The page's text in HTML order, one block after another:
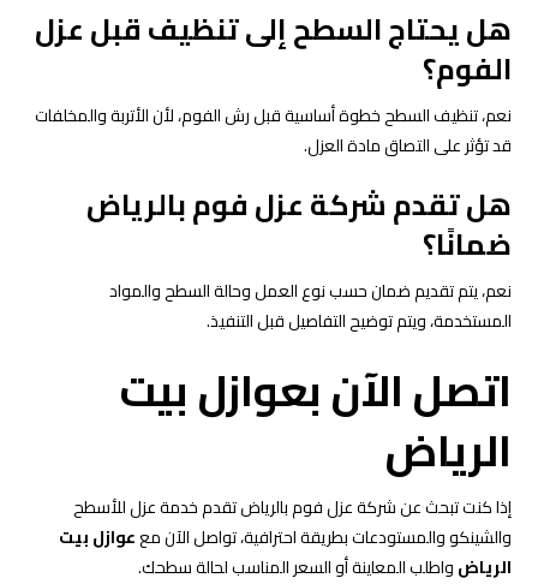
هل يحتاج السطح إلى تنظيف قبل عزل
الفوم؟
نعم، تنظيف السطح خطوة أساسية قبل رش الفوم، لأن الأتربة والمخلفات
قد تؤثر على التصاق مادة العزل.
هل تقدم شركة عزل فوم بالرياض
ضمانًا؟
نعم، يتم تقديم ضمان حسب نوع العمل وحالة السطح والمواد
المستخدمة، ويتم توضيح التفاصيل قبل التنفيذ.
اتصل الآن بعوازل بيت
الرياض
إذا كنت تبحث عن شركة عزل فوم بالرياض تقدم خدمة عزل للأسطح
والشينكو والمستودعات بطريقة احترافية، تواصل الآن مععوازل بيت
الرياضواطلب المعاينة أو السعر المناسب لحالة سطحك.